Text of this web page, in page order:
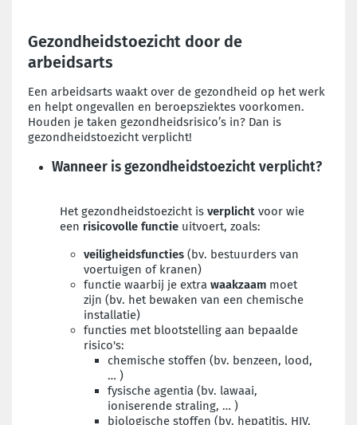
Gezondheidstoezicht door de
arbeidsarts
Een arbeidsarts waakt over de gezondheid op het werk
en helpt ongevallen en beroepsziektes voorkomen.
Houden je taken gezondheidsrisico’s in? Dan is
gezondheidstoezicht verplicht!
Wanneer is gezondheidstoezicht verplicht?
Het gezondheidstoezicht is verplicht voor wie
een risicovolle functie uitvoert, zoals:
veiligheidsfuncties (bv. bestuurders van
voertuigen of kranen)
functie waarbij je extra waakzaam moet
zijn (bv. het bewaken van een chemische
installatie)
functies met blootstelling aan bepaalde
risico's:
chemische stoffen (bv. benzeen, lood,
… )
fysische agentia (bv. lawaai,
ioniserende straling, … )
biologische stoffen (bv. hepatitis, HIV,